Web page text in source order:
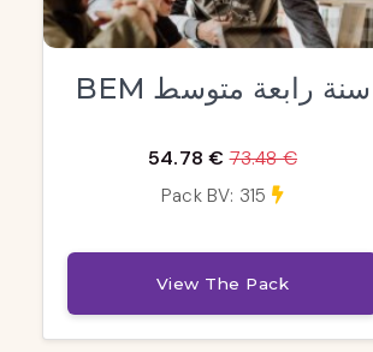
BEM سنة رابعة متوسط
54.78 € 73.48 €
Pack BV: 315
View The Pack